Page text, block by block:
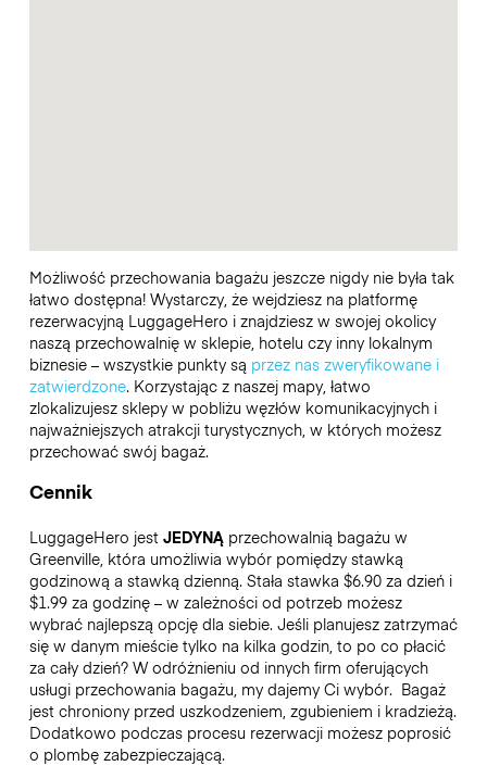
Możliwość przechowania bagażu jeszcze nigdy nie była tak
łatwo dostępna! Wystarczy, że wejdziesz na platformę
rezerwacyjną LuggageHero i znajdziesz w swojej okolicy
naszą przechowalnię w sklepie, hotelu czy inny lokalnym
biznesie – wszystkie punkty są przez nas zweryfikowane i
zatwierdzone. Korzystając z naszej mapy, łatwo
zlokalizujesz sklepy w pobliżu węzłów komunikacyjnych i
najważniejszych atrakcji turystycznych, w których możesz
przechować swój bagaż.
Cennik
LuggageHero jest JEDYNĄprzechowalnią bagażu w
Greenville, która umożliwia wybór pomiędzy stawką
godzinową a stawką dzienną. Stała stawka $6.90 za dzień i
$1.99 za godzinę – w zależności od potrzeb możesz
wybrać najlepszą opcję dla siebie. Jeśli planujesz zatrzymać
się w danym mieście tylko na kilka godzin, to po co płacić
za cały dzień? W odróżnieniu od innych firm oferujących
usługi przechowania bagażu, my dajemy Ci wybór. Bagaż
jest chroniony przed uszkodzeniem, zgubieniem i kradzieżą.
Dodatkowo podczas procesu rezerwacji możesz poprosić
o plombę zabezpieczającą.